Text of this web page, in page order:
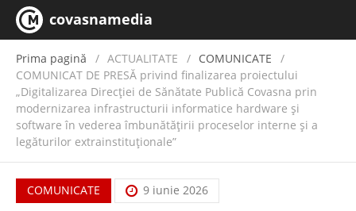
covasnamedia
Prima pagină ACTUALITATE / COMUNICATE
COMUNICAT DE PRESĂ privind finalizarea proiectului
„Digitalizarea Direcției de Sănătate Publică Covasna prin
modernizarea infrastructurii informatice hardware și
software în vederea îmbunătățirii proceselor interne și a
legăturilor extrainstituționale”
COMUNICATE 9 iunie 2026